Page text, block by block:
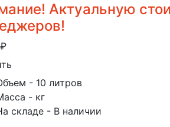
Актуальную
₽
- 10 литров
- кг
складе - В наличии